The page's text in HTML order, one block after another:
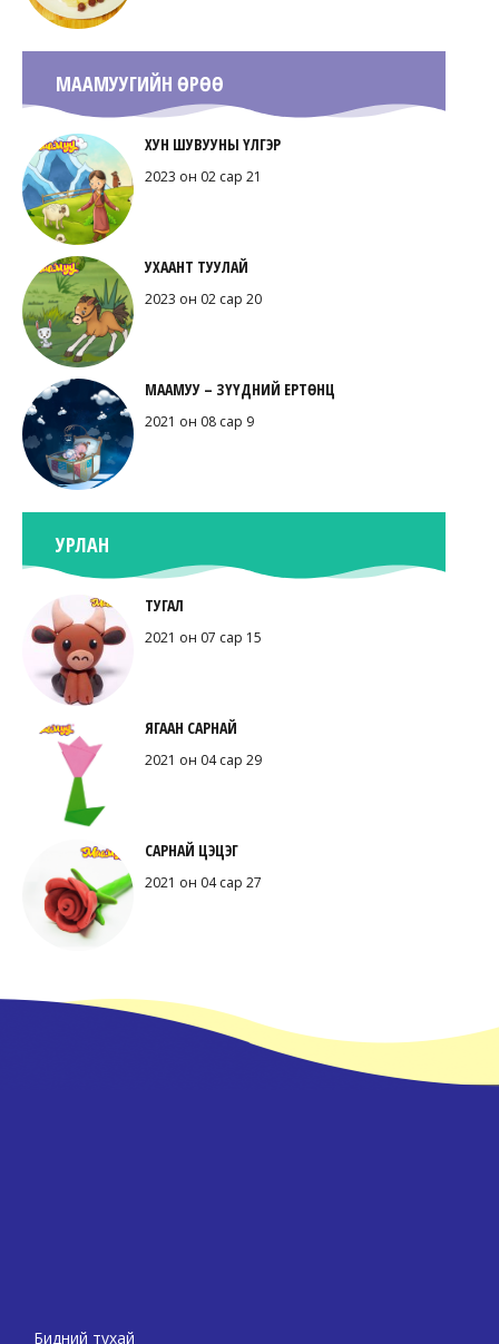
МААМУУГИЙН ӨРӨӨ
ХУН ШУВУУНЫ ҮЛГЭР
2023 он 02 сар 21
УХААНТ ТУУЛАЙ
2023 он 02 сар 20
МААМУУ – ЗҮҮДНИЙ ЕРТӨНЦ
2021 он 08 сар 9
УРЛАН
ТУГАЛ
2021 он 07 сар 15
ЯГААН САРНАЙ
2021 он 04 сар 29
САРНАЙ ЦЭЦЭГ
2021 он 04 сар 27
Бидний тухай